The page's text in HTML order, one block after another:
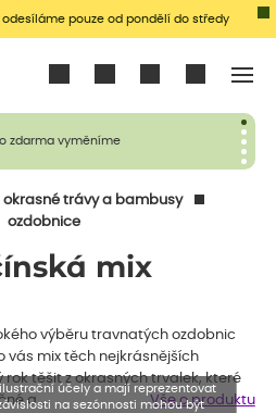
pouze od pondělí do středy
zdarma vyměníme
okrasné trávy a bambusy
ozdobnice
mix
výběru travnatých ozdobnic
vás mix těch nejkrásnějších
rok těšit z okrasných trvalek, které
a…
Vše o produktu
účely a mají reprezentovat
na sezónnosti mohou být